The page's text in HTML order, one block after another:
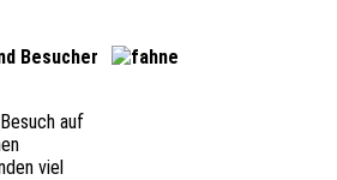
Besucher
auf
viel